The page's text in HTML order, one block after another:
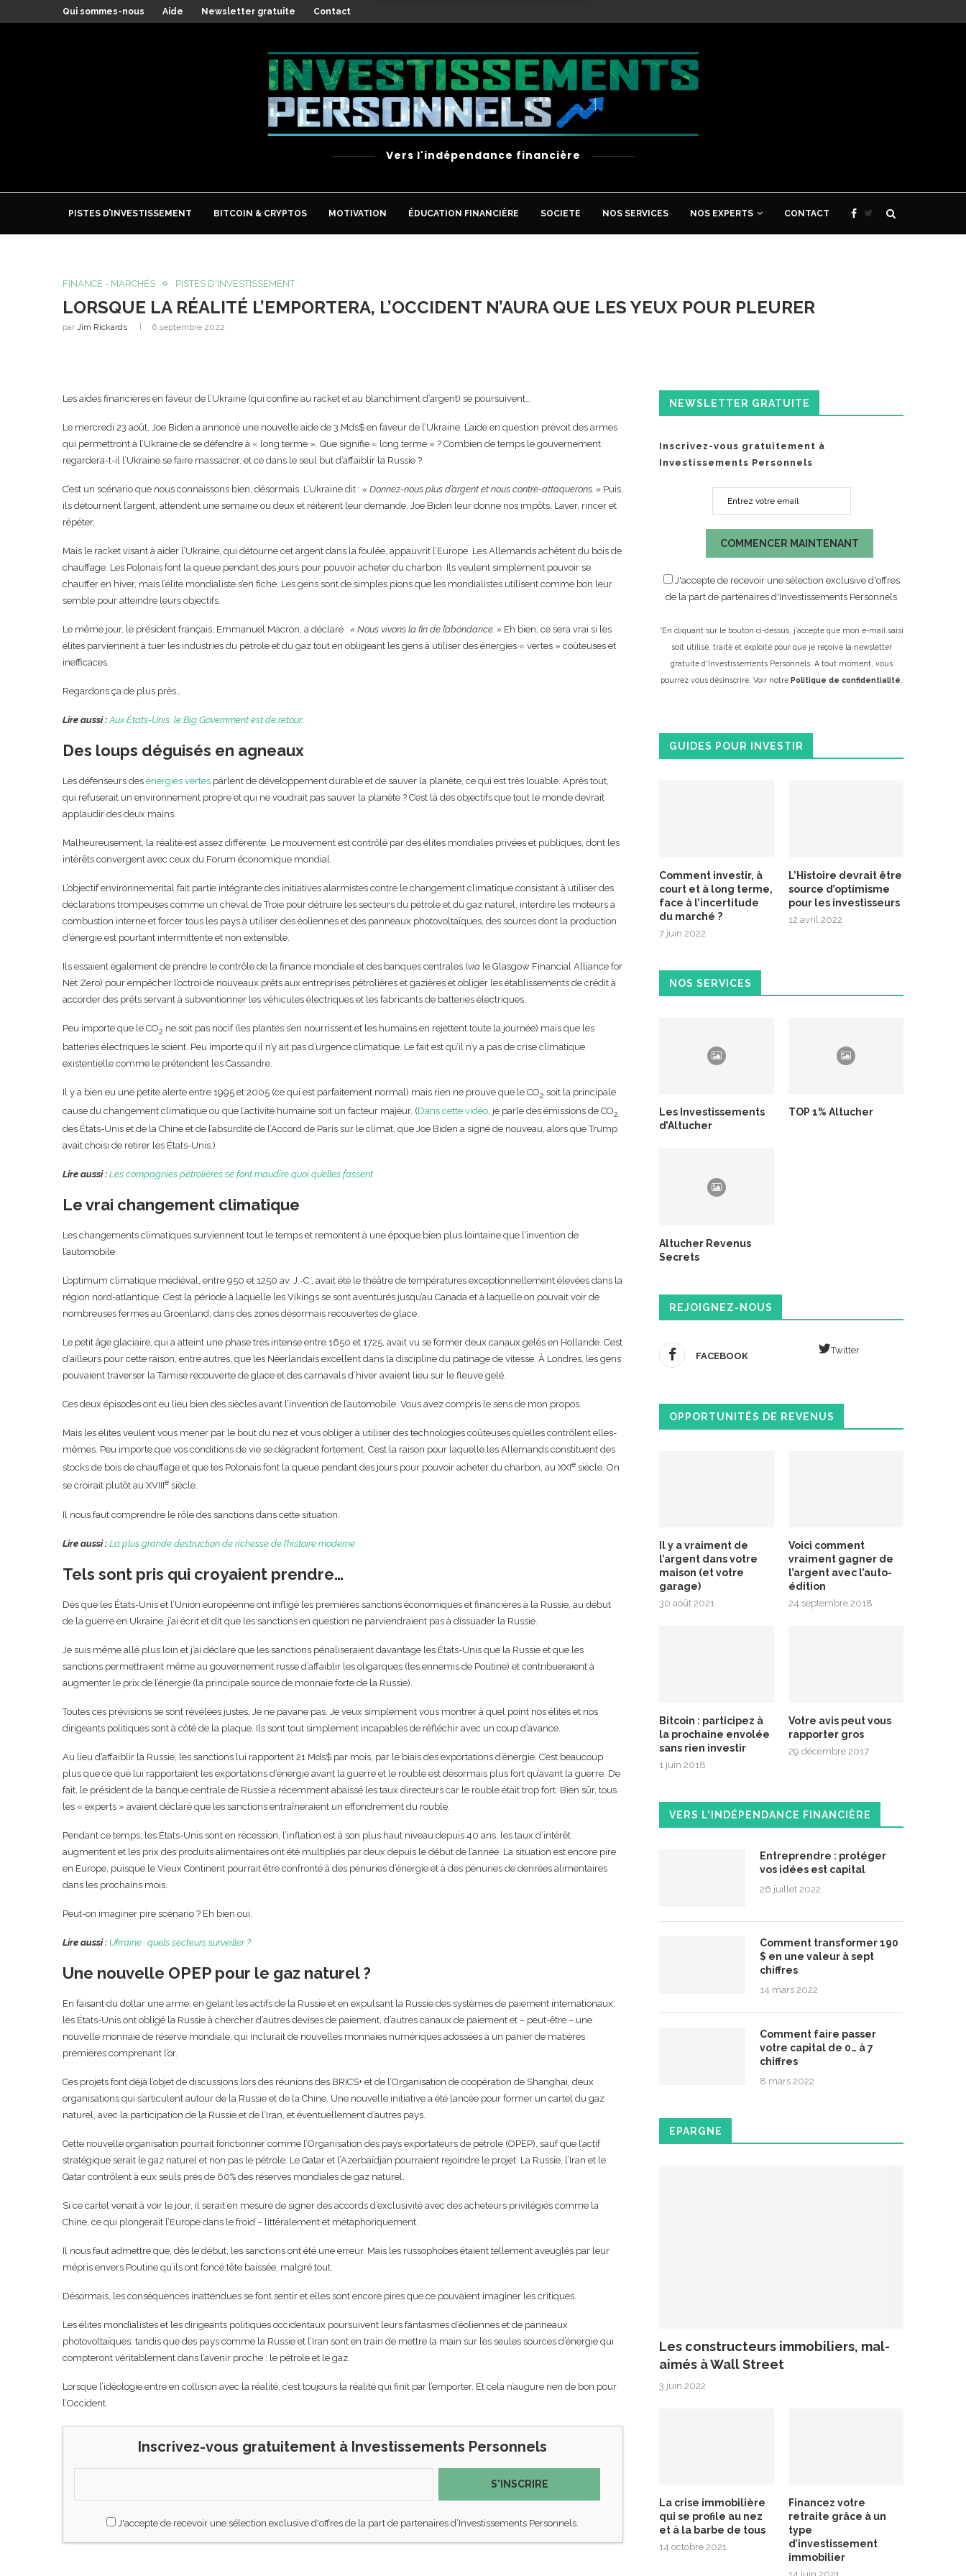
Qui sommes-nous Aide Newsletter gratuite Contact
Vers l'indépendance financière
PISTES D’INVESTISSEMENT BITCOIN & CRYPTOS MOTIVATION ÉDUCATION FINANCIÈRE SOCIETE NOS SERVICES NOS EXPERTS CONTACT
FINANCE - MARCHÉS PISTES D'INVESTISSEMENT
LORSQUE LA RÉALITÉ L’EMPORTERA, L’OCCIDENT N’AURA QUE LES YEUX POUR PLEURER
par Jim Rickards 6 septembre 2022
Les aides financières en faveur de l’Ukraine (qui confine au racket et au blanchiment d’argent) se poursuivent…
Le mercredi 23 août, Joe Biden a annoncé une nouvelle aide de 3 Mds$ en faveur de l’Ukraine. L’aide en question prévoit des armes
qui permettront à l’Ukraine de se défendre à « long terme ». Que signifie « long terme » ? Combien de temps le gouvernement
regardera-t-il l’Ukraine se faire massacrer, et ce dans le seul but d’affaiblir la Russie ?
C’est un scénario que nous connaissons bien, désormais. L’Ukraine dit : « Donnez-nous plus d’argent et nous contre-attaquerons. » Puis,
ils détournent l’argent, attendent une semaine ou deux et réitèrent leur demande. Joe Biden leur donne nos impôts. Laver, rincer et
répéter.
Mais le racket visant à aider l’Ukraine, qui détourne cet argent dans la foulée, appauvrit l’Europe. Les Allemands achètent du bois de
chauffage. Les Polonais font la queue pendant des jours pour pouvoir acheter du charbon. Ils veulent simplement pouvoir se
chauffer en hiver, mais l’élite mondialiste s’en fiche. Les gens sont de simples pions que les mondialistes utilisent comme bon leur
semble pour atteindre leurs objectifs.
Le même jour, le président français, Emmanuel Macron, a déclaré : « Nous vivons la fin de l’abondance. » Eh bien, ce sera vrai si les
élites parviennent à tuer les industries du pétrole et du gaz tout en obligeant les gens à utiliser des énergies « vertes » coûteuses et
inefficaces.
Regardons ça de plus près…
Lire aussi :Aux États-Unis, le Big Government est de retour…
Des loups déguisés en agneaux
Les défenseurs des énergies vertes parlent de développement durable et de sauver la planète, ce qui est très louable. Après tout,
qui refuserait un environnement propre et qui ne voudrait pas sauver la planète ? C’est là des objectifs que tout le monde devrait
applaudir des deux mains.
Malheureusement, la réalité est assez différente. Le mouvement est contrôlé par des élites mondiales privées et publiques, dont les
intérêts convergent avec ceux du Forum économique mondial.
L’objectif environnemental fait partie intégrante des initiatives alarmistes contre le changement climatique consistant à utiliser des
déclarations trompeuses comme un cheval de Troie pour détruire les secteurs du pétrole et du gaz naturel, interdire les moteurs à
combustion interne et forcer tous les pays à utiliser des éoliennes et des panneaux photovoltaïques, des sources dont la production
d’énergie est pourtant intermittente et non extensible.
Ils essaient également de prendre le contrôle de la finance mondiale et des banques centrales (via le Glasgow Financial Alliance for
Net Zero) pour empêcher l’octroi de nouveaux prêts aux entreprises pétrolières et gazières et obliger les établissements de crédit à
accorder des prêts servant à subventionner les véhicules électriques et les fabricants de batteries électriques.
Peu importe que le CO2 ne soit pas nocif (les plantes s’en nourrissent et les humains en rejettent toute la journée) mais que les
batteries électriques le soient. Peu importe qu’il n’y ait pas d’urgence climatique. Le fait est qu’il n’y a pas de crise climatique
existentielle comme le prétendent les Cassandre.
Il y a bien eu une petite alerte entre 1995 et 2005 (ce qui est parfaitement normal) mais rien ne prouve que le CO2 soit la principale
cause du changement climatique ou que l’activité humaine soit un facteur majeur. (Dans cette vidéo , je parle des émissions de CO2
des États-Unis et de la Chine et de l’absurdité de l’Accord de Paris sur le climat, que Joe Biden a signé de nouveau, alors que Trump
avait choisi de retirer les États-Unis.)
Lire aussi : Les compagnies pétrolières se font maudire quoi qu’elles fassent
Le vrai changement climatique
Les changements climatiques surviennent tout le temps et remontent à une époque bien plus lointaine que l’invention de
l’automobile.
L’optimum climatique médiéval, entre 950 et 1250 av. J.-C., avait été le théâtre de températures exceptionnellement élevées dans la
région nord-atlantique. C’est la période à laquelle les Vikings se sont aventurés jusqu’au Canada et à laquelle on pouvait voir de
nombreuses fermes au Groenland, dans des zones désormais recouvertes de glace.
Le petit âge glaciaire, qui a atteint une phase très intense entre 1650 et 1725, avait vu se former deux canaux gelés en Hollande. C’est
d’ailleurs pour cette raison, entre autres, que les Néerlandais excellent dans la discipline du patinage de vitesse. À Londres, les gens
pouvaient traverser la Tamise recouverte de glace et des carnavals d’hiver avaient lieu sur le fleuve gelé.
Ces deux épisodes ont eu lieu bien des siècles avant l’invention de l’automobile. Vous avez compris le sens de mon propos.
Mais les élites veulent vous mener par le bout du nez et vous obliger à utiliser des technologies coûteuses qu’elles contrôlent elles-
mêmes. Peu importe que vos conditions de vie se dégradent fortement. C’est la raison pour laquelle les Allemands constituent des
stocks de bois de chauffage et que les Polonais font la queue pendant des jours pour pouvoir acheter du charbon, au XXIe siècle. On
se croirait plutôt au XVIII e siècle.
Il nous faut comprendre le rôle des sanctions dans cette situation.
Lire aussi : La plus grande destruction de richesse de l’histoire moderne
Tels sont pris qui croyaient prendre…
Dès que les États-Unis et l’Union européenne ont infligé les premières sanctions économiques et financières à la Russie, au début
de la guerre en Ukraine, j’ai écrit et dit que les sanctions en question ne parviendraient pas à dissuader la Russie.
Je suis même allé plus loin et j’ai déclaré que les sanctions pénaliseraient davantage les États-Unis que la Russie et que les
sanctions permettraient même au gouvernement russe d’affaiblir les oligarques (les ennemis de Poutine) et contribueraient à
augmenter le prix de l’énergie (la principale source de monnaie forte de la Russie).
Toutes ces prévisions se sont révélées justes. Je ne pavane pas. Je veux simplement vous montrer à quel point nos élites et nos
dirigeants politiques sont à côté de la plaque. Ils sont tout simplement incapables de réfléchir avec un coup d’avance.
Au lieu d’affaiblir la Russie, les sanctions lui rapportent 21 Mds$ par mois, par le biais des exportations d’énergie. C’est beaucoup
plus que ce que lui rapportaient les exportations d’énergie avant la guerre et le rouble est désormais plus fort qu’avant la guerre. De
fait, le président de la banque centrale de Russie a récemment abaissé les taux directeurs car le rouble était trop fort. Bien sûr, tous
les « experts » avaient déclaré que les sanctions entraîneraient un effondrement du rouble.
Pendant ce temps, les États-Unis sont en récession, l’inflation est à son plus haut niveau depuis 40 ans, les taux d’intérêt
augmentent et les prix des produits alimentaires ont été multipliés par deux depuis le début de l’année. La situation est encore pire
en Europe, puisque le Vieux Continent pourrait être confronté à des pénuries d’énergie et à des pénuries de denrées alimentaires
dans les prochains mois.
Peut-on imaginer pire scénario ? Eh bien oui.
Lire aussi : Ukraine : quels secteurs surveiller ?
Une nouvelle OPEP pour le gaz naturel ?
En faisant du dollar une arme, en gelant les actifs de la Russie et en expulsant la Russie des systèmes de paiement internationaux,
les États-Unis ont obligé la Russie à chercher d’autres devises de paiement, d’autres canaux de paiement et – peut-être – une
nouvelle monnaie de réserve mondiale, qui inclurait de nouvelles monnaies numériques adossées à un panier de matières
premières comprenant l’or.
Ces projets font déjà l’objet de discussions lors des réunions des BRICS+ et de l’Organisation de coopération de Shanghai, deux
organisations qui s’articulent autour de la Russie et de la Chine. Une nouvelle initiative a été lancée pour former un cartel du gaz
naturel, avec la participation de la Russie et de l’Iran, et éventuellement d’autres pays.
Cette nouvelle organisation pourrait fonctionner comme l’Organisation des pays exportateurs de pétrole (OPEP), sauf que l’actif
stratégique serait le gaz naturel et non pas le pétrole. Le Qatar et l’Azerbaïdjan pourraient rejoindre le projet. La Russie, l’Iran et le
Qatar contrôlent à eux seuls près de 60% des réserves mondiales de gaz naturel.
Si ce cartel venait à voir le jour, il serait en mesure de signer des accords d’exclusivité avec des acheteurs privilégiés comme la
Chine, ce qui plongerait l’Europe dans le froid – littéralement et métaphoriquement.
Il nous faut admettre que, dès le début, les sanctions ont été une erreur. Mais les russophobes étaient tellement aveuglés par leur
mépris envers Poutine qu’ils ont foncé tête baissée, malgré tout.
Désormais, les conséquences inattendues se font sentir et elles sont encore pires que ce pouvaient imaginer les critiques.
Les élites mondialistes et les dirigeants politiques occidentaux poursuivent leurs fantasmes d’éoliennes et de panneaux
photovoltaïques, tandis que des pays comme la Russie et l’Iran sont en train de mettre la main sur les seules sources d’énergie qui
compteront véritablement dans l’avenir proche : le pétrole et le gaz.
Lorsque l’idéologie entre en collision avec la réalité, c’est toujours la réalité qui finit par l’emporter. Et cela n’augure rien de bon pour
l’Occident.
Inscrivez-vous gratuitement à Investissements Personnels
S'INSCRIRE
J'accepte de recevoir une sélection exclusive d'offres de la part de partenaires d’Investissements Personnels.
NEWSLETTER GRATUITE
Inscrivez-vous gratuitement à
Investissements Personnels
COMMENCER MAINTENANT
J'accepte de recevoir une sélection exclusive d'offres
de la part de partenaires d'Investissements Personnels
*En cliquant sur le bouton ci-dessus, j’accepte que mon e-mail saisi
soit utilisé, traité et exploité pour que je reçoive la newsletter
gratuite d'Investissements Personnels. A tout moment, vous
pourrez vous désinscrire. Voir notre Politique de confidentialité
GUIDES POUR INVESTIR
Comment investir, à
court et à long terme,
face à l’incertitude
du marché ?
7 juin 2022
L’Histoire devrait être
source d’optimisme
pour les investisseurs
12 avril 2022
NOS SERVICES
Les Investissements
d’Altucher
TOP 1% Altucher
Altucher Revenus
Secrets
REJOIGNEZ-NOUS
FACEBOOK
Twitter
OPPORTUNITÉS DE REVENUS
Il y a vraiment de
l’argent dans votre
maison (et votre
garage)
30 août 2021
Voici comment
vraiment gagner de
l’argent avec l’auto-
édition
24 septembre 2018
Bitcoin : participez à
la prochaine envolée
sans rien investir
1 juin 2018
Votre avis peut vous
rapporter gros
29 décembre 2017
VERS L’INDÉPENDANCE FINANCIÈRE
Entreprendre : protéger
vos idées est capital
26 juillet 2022
Comment transformer 190
$ en une valeur à sept
chiffres
14 mars 2022
Comment faire passer
votre capital de 0… à 7
chiffres
8 mars 2022
EPARGNE
Les constructeurs immobiliers, mal-
aimés à Wall Street
3 juin 2022
La crise immobilière
qui se profile au nez
et à la barbe de tous
14 octobre 2021
Financez votre
retraite grâce à un
type
d’investissement
immobilier